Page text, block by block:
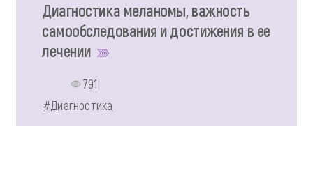
Диагностика меланомы, важность
самообследования и достижения в ее
лечении
791
#Диагностика